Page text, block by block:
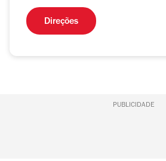
Direções
PUBLICIDADE